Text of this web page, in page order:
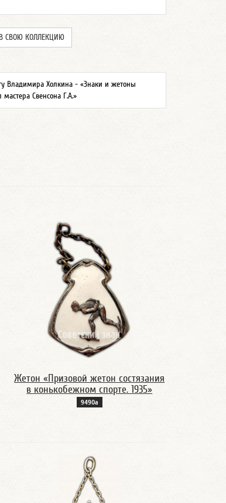
СВОЮ КОЛЛЕКЦИЮ
Владимира Холкина - «Знаки и жетоны
мастера Свенсона Г.А.»
Жетон «Призовой жетон состязания
в конькобежном спорте. 1935»
9490а